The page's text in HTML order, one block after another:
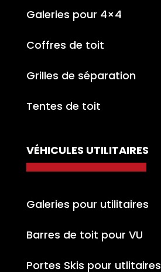
Galeries pour 4×4
Coffres de toit
Grilles de séparation
Tentes de toit
VÉHICULES UTILITAIRES
Galeries pour utilitaires
Barres de toit pour VU
Portes Skis pour utlitaires